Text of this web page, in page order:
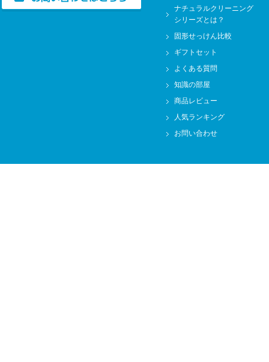
ナチュラルクリーニング
シリーズとは？
固形せっけん比較
ギフトセット
よくある質問
知識の部屋
商品レビュー
人気ランキング
お問い合わせ